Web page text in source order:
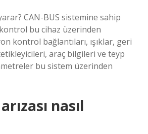
CAN-BUS sistemine sahip
bu cihaz üzerinden
kontrol bağlantıları, ışıklar, geri
araç bilgileri ve teyp
bu sistem üzerinden
nasıl